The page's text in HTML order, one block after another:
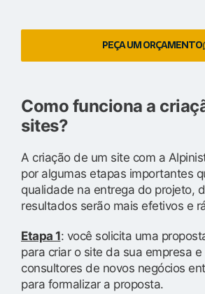
PEÇA UM ORÇAMENTO
Como funciona a
sites?
A criação de um site com a
por algumas etapas importantes
qualidade na entrega do projeto,
resultados serão mais efetivos e
Etapa 1: você solicita uma
para criar o site da sua empresa
consultores de novos negócios
para formalizar a proposta.